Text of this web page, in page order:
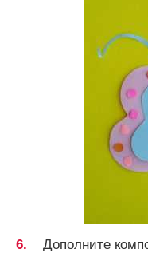
Дополните